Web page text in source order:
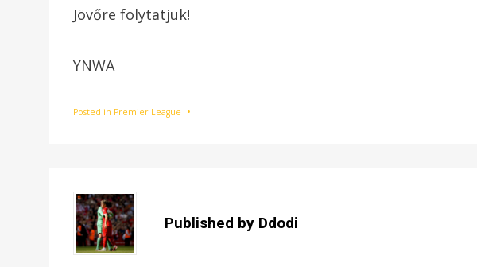
Jövőre folytatjuk!
YNWA
Posted in Premier League
Published by Ddodi